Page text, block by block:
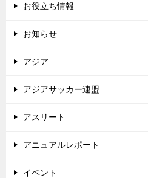
お役立ち情報
お知らせ
アジア
アジアサッカー連盟
アスリート
アニュアルレポート
イベント